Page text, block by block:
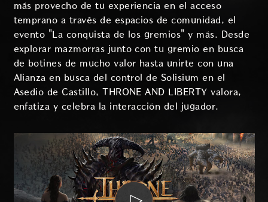
más provecho de tu experiencia en el acceso
temprano a través de espacios de comunidad, el
evento "La conquista de los gremios" y más. Desde
explorar mazmorras junto con tu gremio en busca
de botines de mucho valor hasta unirte con una
Alianza en busca del control de Solisium en el
Asedio de Castillo, THRONE AND LIBERTY valora,
enfatiza y celebra la interacción del jugador.